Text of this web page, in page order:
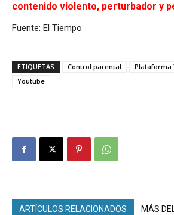
contenido violento, perturbador y
Fuente: El Tiempo
ETIQUETAS Control parental
Plataforma
Youtube
ARTÍCULOS RELACIONADOS MÁS